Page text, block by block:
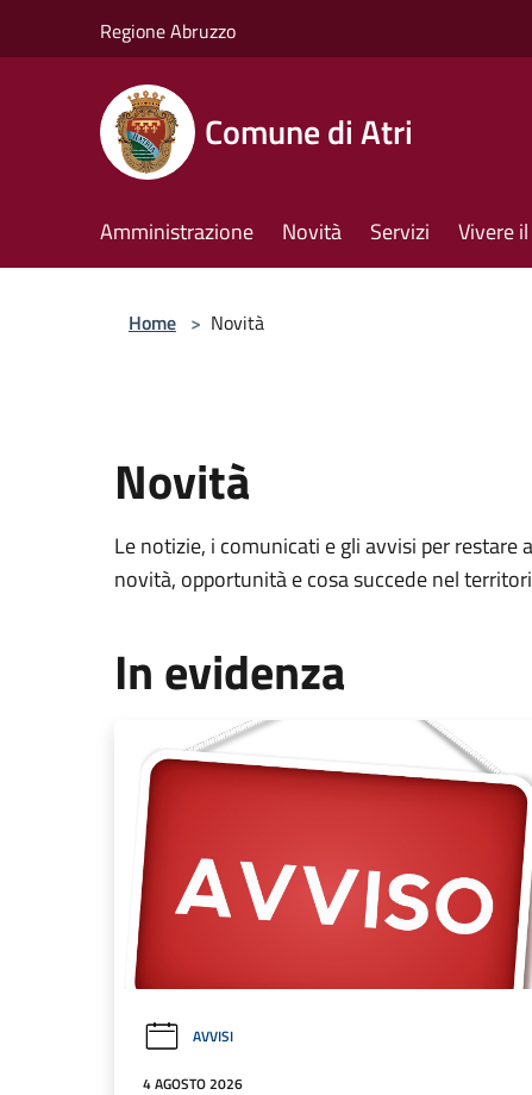
Regione Abruzzo
Comune di Atri
Amministrazione Novità Servizi Vivere
Home > Novità
Novità
Le notizie, i comunicati e gli avvisi per restare
novità, opportunità e cosa succede nel
In evidenza
AVVISI
4 AGOSTO 2026